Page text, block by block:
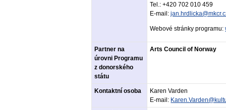
Tel.: +420 702 010 459
E-mail:
Webové stránky programu:
Partner na
úrovni Programu
z donorského
státu
Arts Council of Norway
Kontaktní osoba
Karen Varden
E-mail: